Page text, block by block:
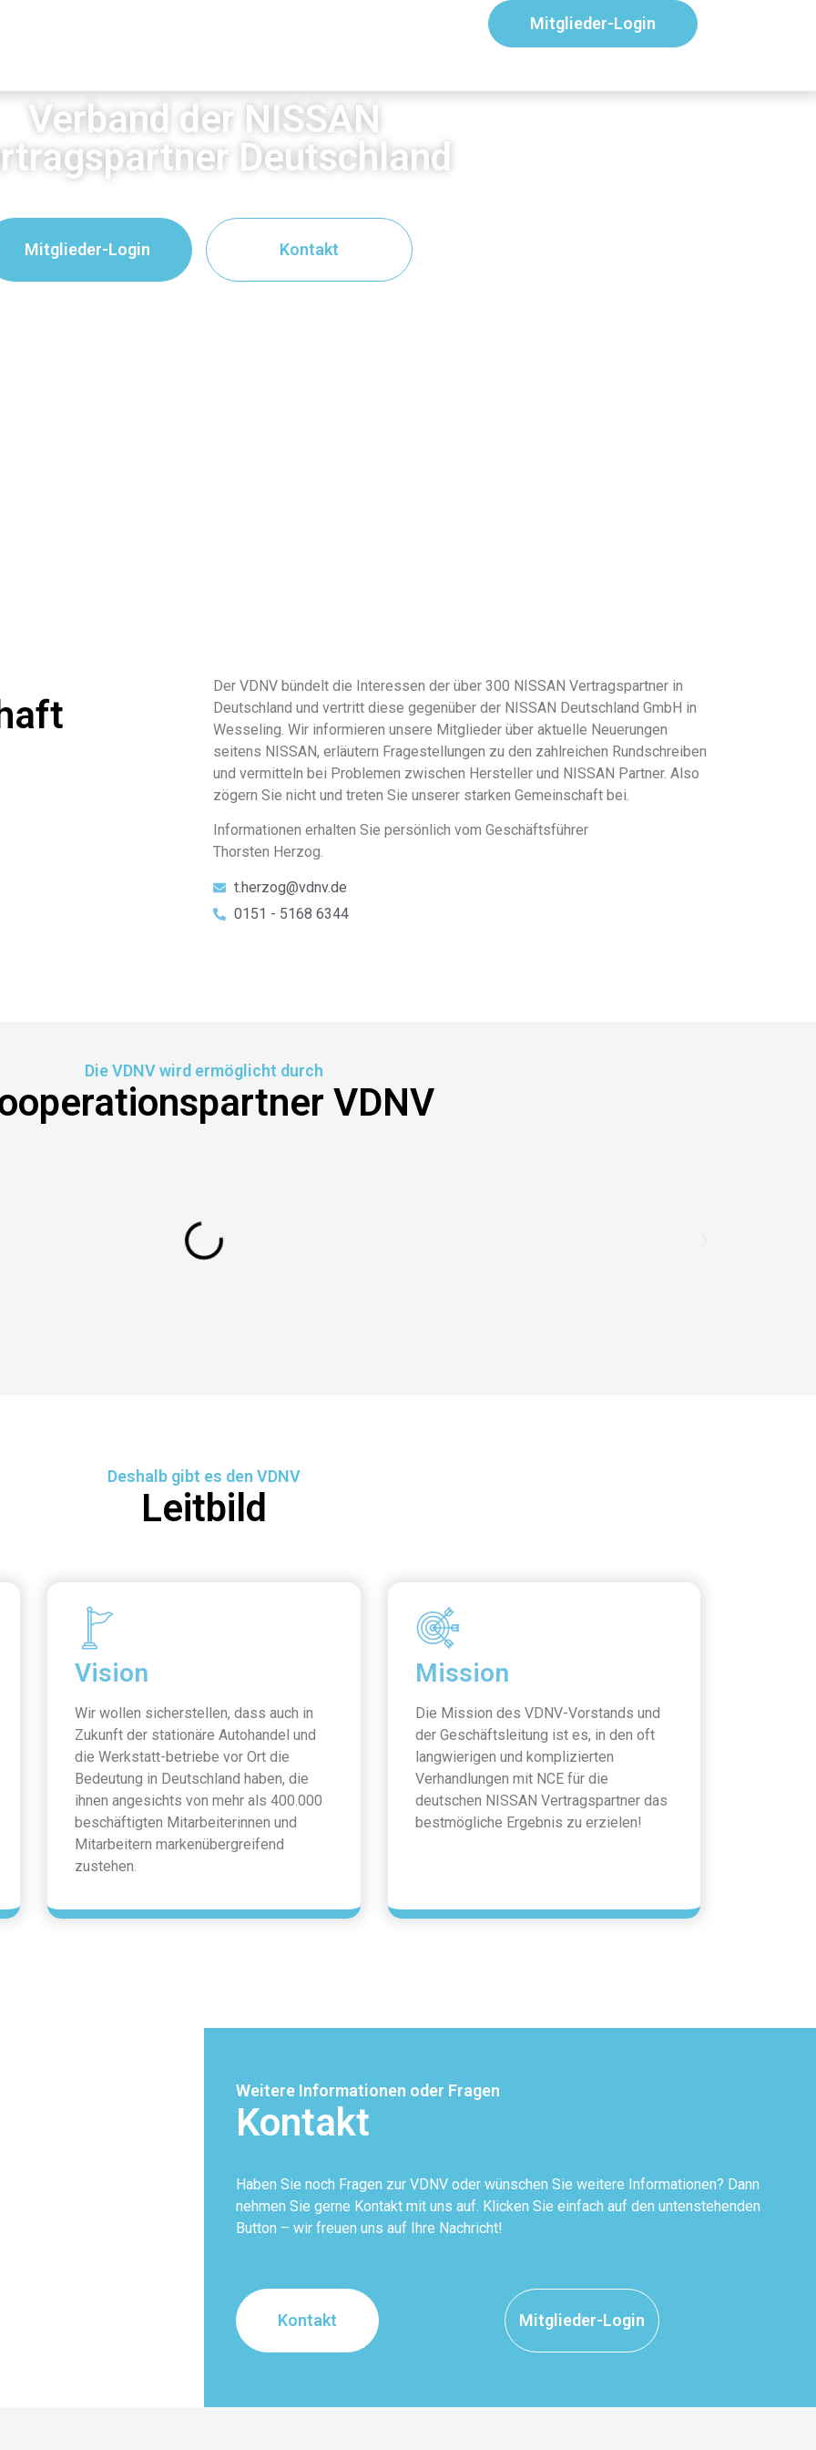
Mitglieder-Login
Verband der NISSAN
Deutschland
Mitglieder-Login Kontakt
Der VDNV bündelt die Interessen der über 300 NISSAN Vertragspartner in
Deutschland und vertritt diese gegenüber der NISSAN Deutschland GmbH in
Wesseling. Wir informieren unsere Mitglieder über aktuelle Neuerungen
seitens NISSAN, erläutern Fragestellungen zu den zahlreichen Rundschreiben
und vermitteln bei Problemen zwischen Hersteller und NISSAN Partner. Also
zögern Sie nicht und treten Sie unserer starken Gemeinschaft bei.
Informationen erhalten Sie persönlich vom Geschäftsführer
Thorsten Herzog.
t.herzog@vdnv.de
0151 - 5168 6344
Die VDNV wird ermöglicht durch
VDNV
Deshalb gibt es den VDNV
Leitbild
Vision
Wir wollen sicherstellen, dass auch in
Zukunft der stationäre Autohandel und
die Werkstatt-betriebe vor Ort die
Bedeutung in Deutschland haben, die
ihnen angesichts von mehr als 400.000
beschäftigten Mitarbeiterinnen und
Mitarbeitern markenübergreifend
zustehen.
Mission
Die Mission des VDNV-Vorstands und
der Geschäftsleitung ist es, in den oft
langwierigen und komplizierten
Verhandlungen mit NCE für die
deutschen NISSAN Vertragspartner das
bestmögliche Ergebnis zu erzielen!
Weitere Informationen oder Fragen
Kontakt
Haben Sie noch Fragen zur VDNV oder wünschen Sie weitere Informationen? Dann
nehmen Sie gerne Kontakt mit uns auf. Klicken Sie einfach auf den untenstehenden
Button – wir freuen uns auf Ihre Nachricht!
Kontakt Mitglieder-Login